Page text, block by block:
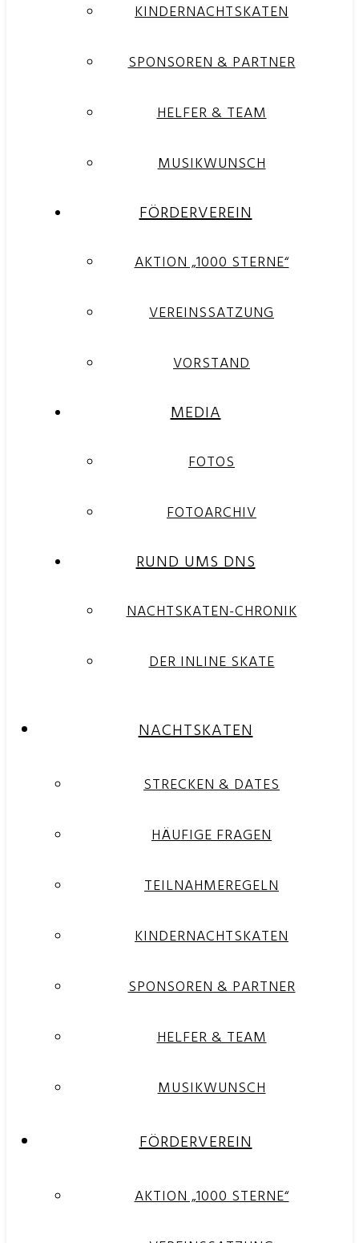
KINDERNACHTSKATEN
SPONSOREN & PARTNER
HELFER & TEAM
MUSIKWUNSCH
FÖRDERVEREIN
AKTION „1000 STERNE“
VEREINSSATZUNG
VORSTAND
MEDIA
FOTOS
FOTOARCHIV
RUND UMS DNS
NACHTSKATEN-CHRONIK
DER INLINE SKATE
NACHTSKATEN
STRECKEN & DATES
HÄUFIGE FRAGEN
TEILNAHMEREGELN
KINDERNACHTSKATEN
SPONSOREN & PARTNER
HELFER & TEAM
MUSIKWUNSCH
FÖRDERVEREIN
AKTION „1000 STERNE“